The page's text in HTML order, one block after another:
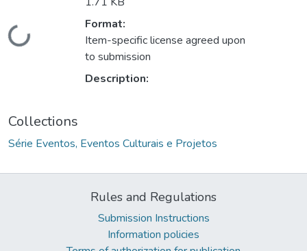
Loading...
Format:
Item-specific license agreed upon
to submission
Description:
Collections
Série Eventos, Eventos Culturais e Projetos
Rules and Regulations
Submission Instructions
Information policies